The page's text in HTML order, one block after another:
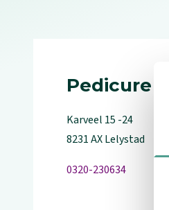
Pedicure
Karveel 15 -24
8231 AXLelystad
0320-230634